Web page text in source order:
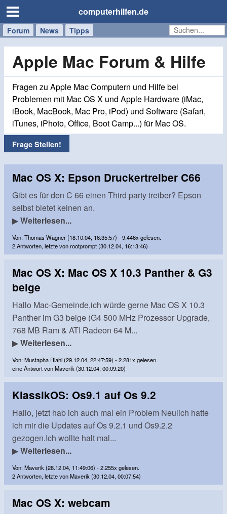
computerhilfen.de
Forum News Tipps
Handy
Windows
Mac
Apple Mac Forum & Hilfe
Fragen zu Apple Mac Computern und Hilfe bei
Problemen mit Mac OS X und Apple Hardware (iMac,
iBook, MacBook, Mac Pro, iPod) und Software (Safari,
iTunes, iPhoto, Office, Boot Camp...) für Mac OS.
Frage Stellen!
Mac OS X: Epson Druckertreiber C66
Gibt es für den C 66 einen Third party treiber? Epson
selbst bietet keinen an.
▶Weiterlesen...
Von: Thomas Wagner (18.10.04, 16:35:57) - 9.446x gelesen.
2 Antworten, letzte von rootprompt (30.12.04, 16:13:46)
Mac OS X: Mac OS X 10.3 Panther & G3
beige
Hallo Mac-Gemeinde,ich würde gerne Mac OS X 10.3
Panther im G3 beige (G4 500 MHz Prozessor Upgrade,
768 MB Ram & ATI Radeon 64 M...
▶Weiterlesen...
Von: Mustapha Riahi (29.12.04, 22:47:59) - 2.281x gelesen.
eine Antwort von Maverik (30.12.04, 00:09:20)
KlassikOS: Os9.1 auf Os 9.2
Hallo, jetzt hab ich auch mal ein Problem Neulich hatte
ich mir die Updates auf Os 9.2.1 und Os9.2.2
gezogen.Ich wollte halt mal...
▶Weiterlesen...
Von: Maverik (28.12.04, 11:49:06) - 2.255x gelesen.
2 Antworten, letzte von Maverik (30.12.04, 00:07:54)
Mac OS X: webcam